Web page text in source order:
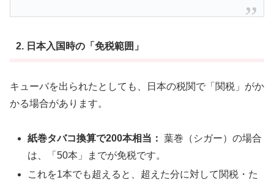
2. 日本入国時の「免税範囲」
キューバを出られたとしても、日本の税関で「関税」がか
かる場合があります。
紙巻タバコ換算で200本相当： 葉巻（シガー）の場合
は、「50本」までが免税です。
これを1本でも超えると、超えた分に対して関税・た